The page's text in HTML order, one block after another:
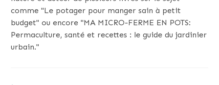
comme "Le potager pour manger sain à petit
budget" ou encore "MA MICRO-FERME EN POTS:
Permaculture, santé et recettes : le guide du jardinier
urbain."